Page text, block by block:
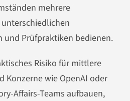
mehrere
Prüfpraktiken bedienen.
Risiko für mittlere
Konzerne wie OpenAI oder
Affairs-Teams aufbauen,